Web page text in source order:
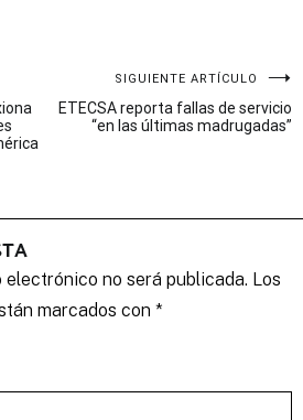
SIGUIENTE ARTÍCULO
ETECSA reporta fallas de servicio
“en las últimas madrugadas”
no será publicada. Los
marcados con *